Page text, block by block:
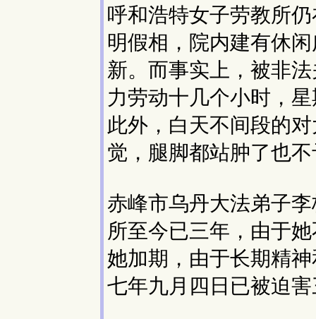
呼和浩特女子劳教所
明假相，院内建有休
新。而事实上，被非
力劳动十几个小时，
此外，白天不间段的
觉，腿脚都站肿了也
赤峰市乌丹大法弟子
所至今已三年，由于
她加期，由于长期精
七年九月四日已被迫